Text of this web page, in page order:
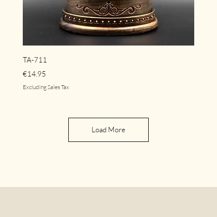
TA-711
Price
€14.95
Excluding Sales Tax
Load More